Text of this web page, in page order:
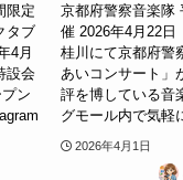
限定
タブ
4月
設会
ン
京都府警察音楽隊
催 2026年4月22日
桂川にて京都府警
あいコンサート」
評を博している音
グモール内で気軽
2026年4月1日